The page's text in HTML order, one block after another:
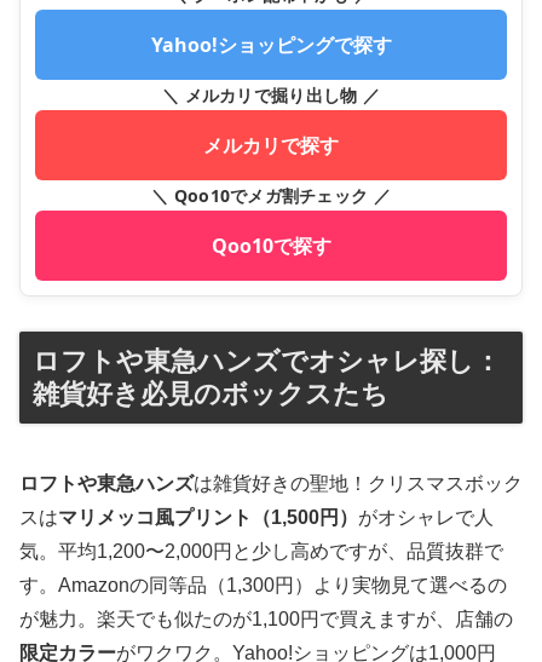
Yahoo!ショッピングで探す
＼ メルカリで掘り出し物 ／
メルカリで探す
＼ Qoo10でメガ割チェック ／
Qoo10で探す
ロフトや東急ハンズでオシャレ探し：
雑貨好き必見のボックスたち
ロフトや東急ハンズは雑貨好きの聖地！クリスマスボック
スはマリメッコ風プリント（1,500円） がオシャレで人
気。平均1,200〜2,000円と少し高めですが、品質抜群で
す。Amazonの同等品（1,300円）より実物見て選べるの
が魅力。楽天でも似たのが1,100円で買えますが、店舗の
限定カラーがワクワク。Yahoo!ショッピングは1,000円